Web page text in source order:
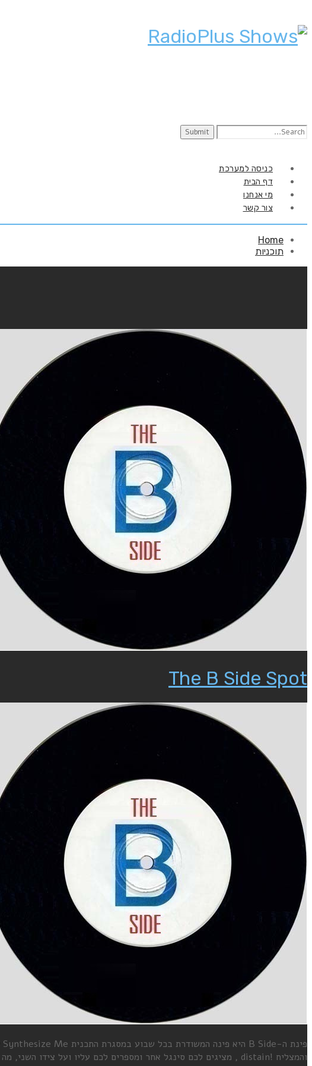
Search
כניסה למערכת
דף הבית
מי אנחנו
צור קשר
Home
תוכניות
The B Side Spot
והמצליח !distain , מציגים לכם סינגל אחר ומספרים לכם עליו ועל צידו השני, מה שנקרא גם Flip Side , שיר שלא תמיד קיבל את הכבוד הראוי לו , ונגזר עליו להיות בצד השני של התקליטון.